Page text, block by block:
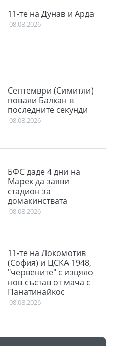
11-те на Дунав и Арда
08.08.2026
Септември (Симитли)
повали Балкан в
последните секунди
08.08.2026
БФС даде 4 дни на
Марек да заяви
стадион за
домакинствата
08.08.2026
11-те на Локомотив
(София) и ЦСКА 1948,
"червените" с изцяло
нов състав от мача с
Панатинайкос
08.08.2026